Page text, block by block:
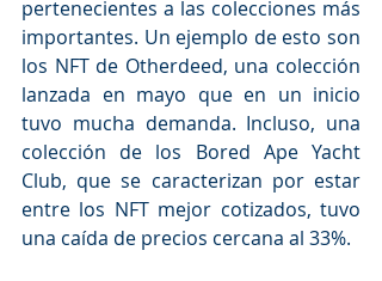
pertenecientes a las colecciones más
importantes. Un ejemplo de esto son
los NFT de Otherdeed, una colección
lanzada en mayo que en un inicio
tuvo mucha demanda. Incluso, una
colección de los Bored Ape Yacht
Club, que se caracterizan por estar
entre los NFT mejor cotizados, tuvo
una caída de precios cercana al 33%.